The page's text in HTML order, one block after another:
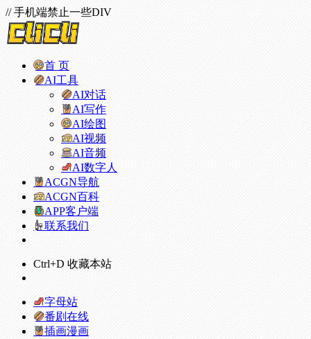
// 手机端禁止一些DIV
首 页
AI工具
AI对话
AI写作
AI绘图
AI视频
AI音频
AI数字人
ACGN导航
ACGN百科
APP客户端
联系我们
Ctrl+D 收藏本站
字母站
番剧在线
插画漫画